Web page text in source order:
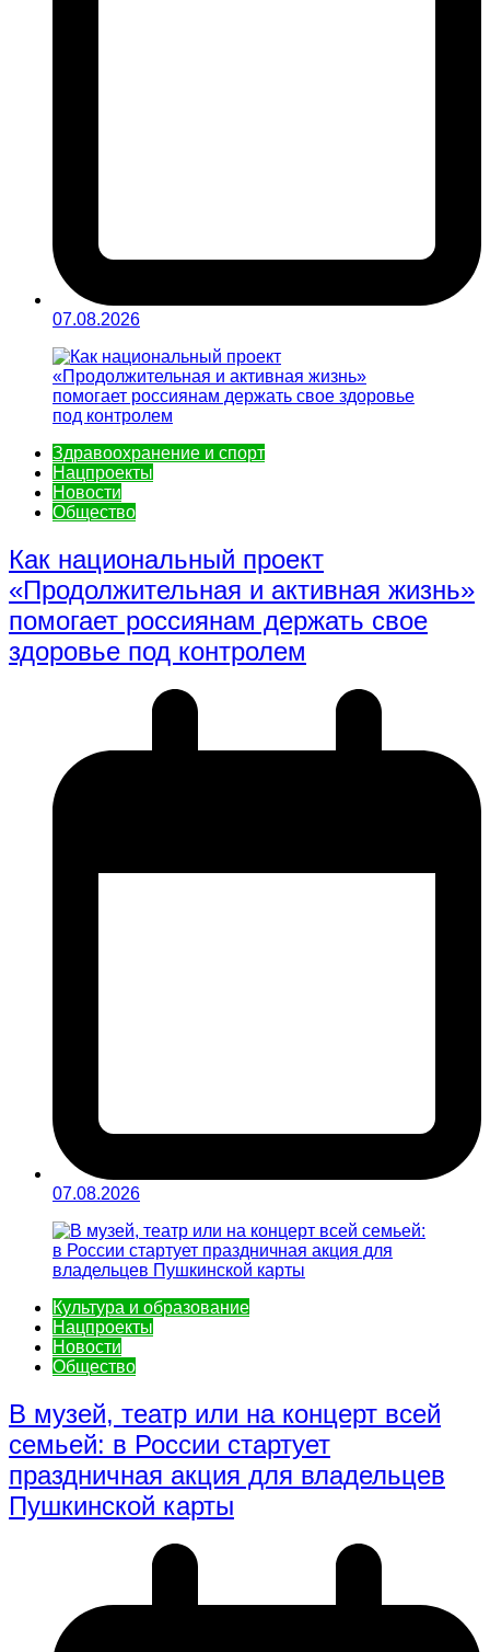
07.08.2026
Здравоохранение и спорт
Нацпроекты
Новости
Общество
Как национальный проект
«Продолжительная и активная жизнь»
помогает россиянам держать свое
здоровье под контролем
07.08.2026
Культура и образование
Нацпроекты
Новости
Общество
В музей, театр или на концерт всей
семьей: в России стартует
праздничная акция для владельцев
Пушкинской карты